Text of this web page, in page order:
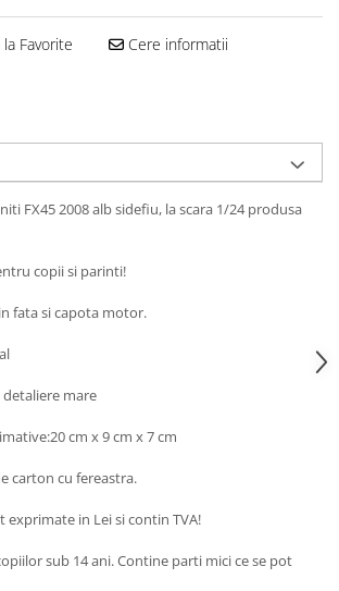
Miniaturi Masini
DEOSEBITE
SI ANUL
ANIVERSARI
HORROR
SPORT
PELERINE
FUSTE
ADULTI
Favorite Cere informatii
FX45 2008 alb sidefiu, la scara 1/24 produsa
copii si parinti!
fata si capota motor.
mare
cm x 9 cm x 7 cm
carton cu fereastra.
exprimate in Lei si contin TVA!
sub 14 ani. Contine parti mici ce se pot